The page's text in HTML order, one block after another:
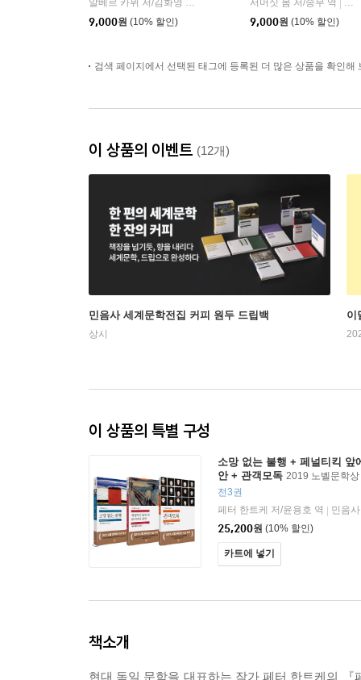
9,000원 (10% 할인)
|
9,000원 (10% 할인)
검색 페이지에서 선택된 태그에 등록된 더 많은 상품을 확인해
이 상품의 이벤트 (12개)
민음사 세계문학전집 커피 원두 드립백
상시
이
이 상품의 특별 구성
소망 없는 불행 + 페널티킥 앞
안 + 관객모독 2019 노벨문학
전3권
페터 한트케 저/윤용호 역 | 민음사
25,200원 (10% 할인)
카트에 넣기
책소개
현대 독일 문학을 대표하는 작가 페터 한트케의